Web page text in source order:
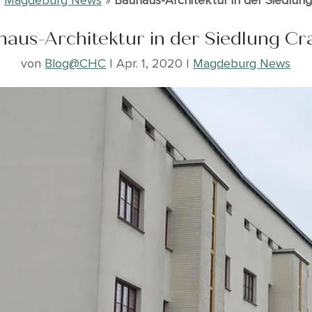
Architektur in der Siedlung
von Blog@CHC |Apr. 1, 2020 | Magdeburg News